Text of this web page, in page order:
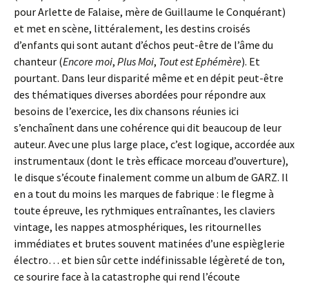
pour Arlette de Falaise, mère de Guillaume le Conquérant)
et met en scène, littéralement, les destins croisés
d’enfants qui sont autant d’échos peut-être de l’âme du
chanteur (Encore moi, Plus Moi, Tout est Ephémère). Et
pourtant. Dans leur disparité même et en dépit peut-être
des thématiques diverses abordées pour répondre aux
besoins de l’exercice, les dix chansons réunies ici
s’enchaînent dans une cohérence qui dit beaucoup de leur
auteur. Avec une plus large place, c’est logique, accordée aux
instrumentaux (dont le très efficace morceau d’ouverture),
le disque s’écoute finalement comme un album de GARZ. Il
en a tout du moins les marques de fabrique : le flegme à
toute épreuve, les rythmiques entraînantes, les claviers
vintage, les nappes atmosphériques, les ritournelles
immédiates et brutes souvent matinées d’une espièglerie
électro… et bien sûr cette indéfinissable légèreté de ton,
ce sourire face à la catastrophe qui rend l’écoute